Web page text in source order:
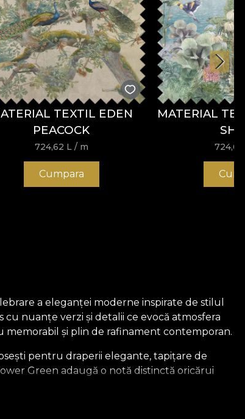
TEXTIL EDEN
PEACOCK
724,62 L / m
Cumpara
MATERIAL
a eleganței moderne inspirate de stilul
nuanțe verzi și detalii ce evocă atmosfera
memorabil și plin de rafinament contemporan.
pentru draperii elegante, tapițare de
Green adaugă o notă distinctă oricărui